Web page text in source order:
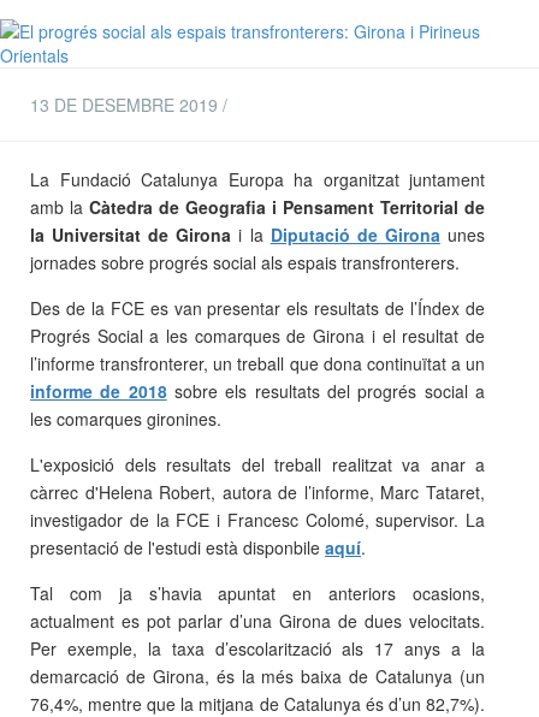
13 DE DESEMBRE 2019 /
La Fundació Catalunya Europa ha organitzat juntament
amb la Càtedra de Geografia i Pensament Territorial de
la Universitat de Girona i la Diputació de Girona unes
jornades sobre progrés social als espais transfronterers.
Des de la FCE es van presentar els resultats de l’Índex de
Progrés Social a les comarques de Girona i el resultat de
l’informe transfronterer, un treball que dona continuïtat a un
informe de 2018sobre els resultats del progrés social a
les comarques gironines.
L'exposició dels resultats del treball realitzat va anar a
càrrec d'Helena Robert, autora de l’informe, Marc Tataret,
investigador de la FCE i Francesc Colomé, supervisor. La
presentació de l'estudi està disponbile aquí.
Tal com ja s’havia apuntat en anteriors ocasions,
actualment es pot parlar d’una Girona de dues velocitats.
Per exemple, la taxa d’escolarització als 17 anys a la
demarcació de Girona, és la més baixa de Catalunya (un
76,4%, mentre que la mitjana de Catalunya és d’un 82,7%).